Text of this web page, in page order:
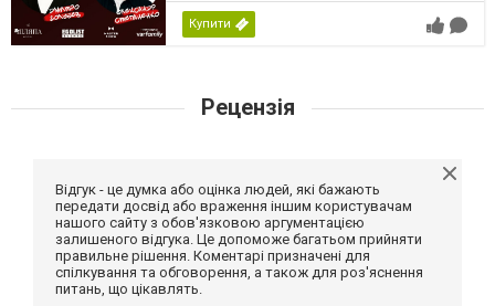
Купити
Рецензія
Відгук - це думка або оцінка людей, які бажають
передати досвід або враження іншим користувачам
нашого сайту з обов'язковою аргументацією
залишеного відгука. Це допоможе багатьом прийняти
правильне рішення. Коментарі призначені для
спілкування та обговорення, а також для роз'яснення
питань, що цікавлять.